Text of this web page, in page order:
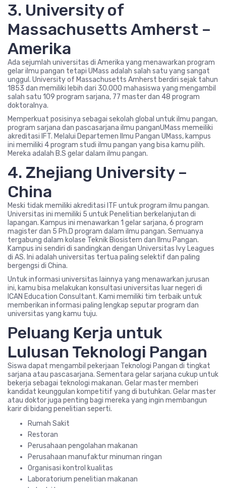
3. University of
Massachusetts Amherst –
Amerika
Ada sejumlah universitas di Amerika yang menawarkan program
gelar ilmu pangan tetapi UMass adalah salah satu yang sangat
unggul. University of Massachusetts Amherst berdiri sejak tahun
1853 dan memiliki lebih dari 30.000 mahasiswa yang mengambil
salah satu 109 program sarjana, 77 master dan 48 program
doktoralnya.
Memperkuat posisinya sebagai sekolah global untuk ilmu pangan,
program sarjana dan pascasarjana ilmu panganUMass memeiliki
akreditasi IFT. Melalui Departemen Ilmu Pangan UMass, kampus
ini memiliki 4 program studi ilmu pangan yang bisa kamu pilih.
Mereka adalah B.S gelar dalam ilmu pangan.
4. Zhejiang University –
China
Meski tidak memiliki akreditasi ITF untuk program ilmu pangan.
Universitas ini memiliki 5 untuk Penelitian berkelanjutan di
lapangan. Kampus ini menawarkan 1 gelar sarjana, 6 program
magister dan 5 Ph.D program dalam ilmu pangan. Semuanya
tergabung dalam kolase Teknik Biosistem dan Ilmu Pangan.
Kampus ini sendiri di sandingkan dengan Universitas Ivy Leagues
di AS. Ini adalah universitas tertua paling selektif dan paling
bergengsi di China.
Untuk informasi universitas lainnya yang menawarkan jurusan
ini, kamu bisa melakukan konsultasi universitas luar negeri di
ICAN Education Consultant. Kami memiliki tim terbaik untuk
memberikan informasi paling lengkap seputar program dan
universitas yang kamu tuju.
Peluang Kerja untuk
Lulusan Teknologi Pangan
Siswa dapat mengambil pekerjaan Teknologi Pangan di tingkat
sarjana atau pascasarjana. Sementara gelar sarjana cukup untuk
bekerja sebagai teknologi makanan. Gelar master memberi
kandidat keunggulan kompetitif yang di butuhkan. Gelar master
atau doktor juga penting bagi mereka yang ingin membangun
karir di bidang penelitian seperti.
Rumah Sakit
Restoran
Perusahaan pengolahan makanan
Perusahaan manufaktur minuman ringan
Organisasi kontrol kualitas
Laboratorium penelitian makanan